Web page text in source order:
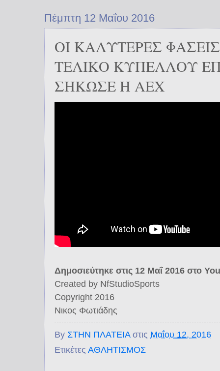
Πέμπτη 12 Μαΐου 2016
ΟΙ ΚΑΛΥΤΕΡΕΣ
ΤΕΛΙΚΟ ΚΥΠΕΛΛΟΥ
ΣΗΚΩΣΕ Η ΑΕΧ
Δημοσιεύτηκε στις 12 Μαΐ 2016 στο
Created by NfStudioSports
Copyright 2016
Νικος Φωτιάδης
By ΣΤΗΝ ΠΛΑΤΕΙΑ στις Μαΐου 12, 2016
Ετικέτες ΑΘΛΗΤΙΣΜΟΣ